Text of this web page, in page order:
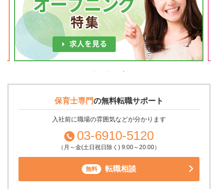
保育士専門の無料転職サポート
入社前に職場の雰囲気などが分かります
03-6910-5120
（月～金(土日祝日除く) 9:00～20:00）
無料 転職相談